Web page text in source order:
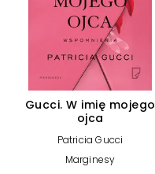
Gucci. W imię mojego
ojca
Patricia Gucci
Marginesy